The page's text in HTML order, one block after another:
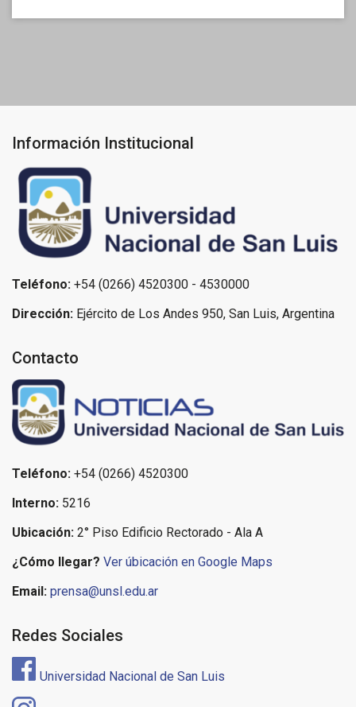
Información Institucional
Teléfono: +54 (0266) 4520300 - 4530000
Dirección: Ejército de Los Andes 950, San Luis, Argentina
Contacto
Teléfono: +54 (0266) 4520300
Interno: 5216
Ubicación: 2° Piso Edificio Rectorado - Ala A
¿Cómo llegar? Ver úbicación en Google Maps
Email: prensa@unsl.edu.ar
Redes Sociales
Universidad Nacional de San Luis